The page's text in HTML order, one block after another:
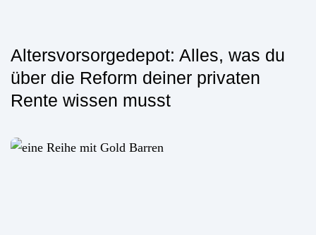
Altersvorsorgedepot: Alles, was du
über die Reform deiner privaten
Rente wissen musst